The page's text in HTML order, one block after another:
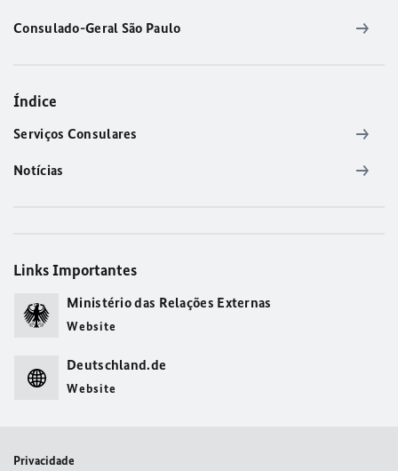
Consulado-Geral São Paulo
Índice
Serviços Consulares
Notícias
Links Importantes
Ministério das Relações Externas
Website
Deutschland.de
Website
Privacidade